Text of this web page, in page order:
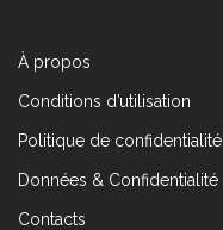
À propos
Conditions d’utilisation
Politique de confidentialité
Données & Confidentialité
Contacts